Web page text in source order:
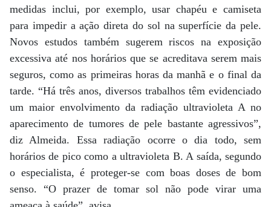
medidas inclui, por exemplo, usar chapéu e camiseta
para impedir a ação direta do sol na superfície da pele.
Novos estudos também sugerem riscos na exposição
excessiva até nos horários que se acreditava serem mais
seguros, como as primeiras horas da manhã e o final da
tarde. “Há três anos, diversos trabalhos têm evidenciado
um maior envolvimento da radiação ultravioleta A no
aparecimento de tumores de pele bastante agressivos”,
diz Almeida. Essa radiação ocorre o dia todo, sem
horários de pico como a ultravioleta B. A saída, segundo
o especialista, é proteger-se com boas doses de bom
senso. “O prazer de tomar sol não pode virar uma